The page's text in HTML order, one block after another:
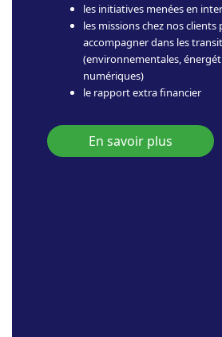
les initiatives menées en
les missions chez nos clients
accompagner dans les
(environnementales,
numériques)
le rapport extra financier
En savoir plus